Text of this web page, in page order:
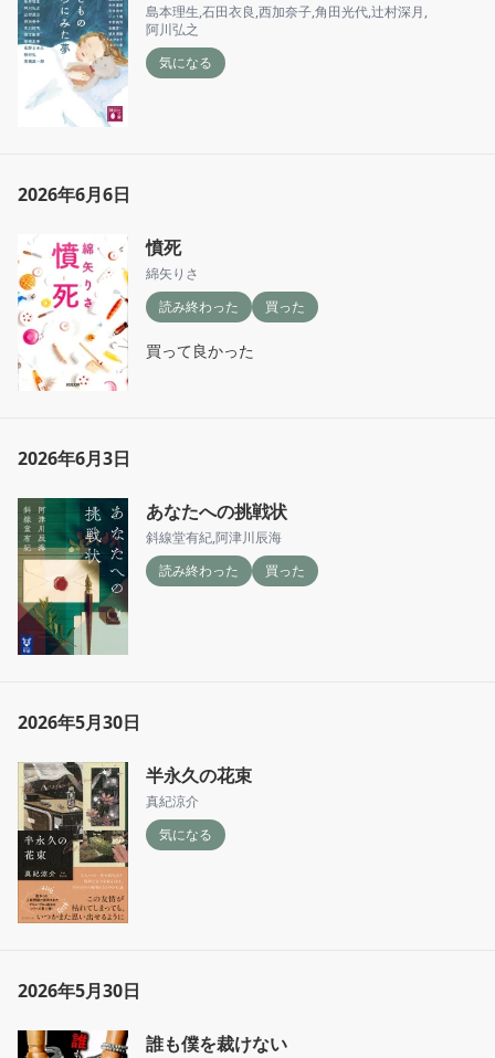
島本理生,石田衣良,西加奈子,角田光代,辻村深月,
阿川弘之
気になる
2026年6月6日
憤死
綿矢りさ
読み終わった
買った
買って良かった
2026年6月3日
あなたへの挑戦状
斜線堂有紀,阿津川辰海
読み終わった
買った
2026年5月30日
半永久の花束
真紀涼介
気になる
2026年5月30日
誰も僕を裁けない